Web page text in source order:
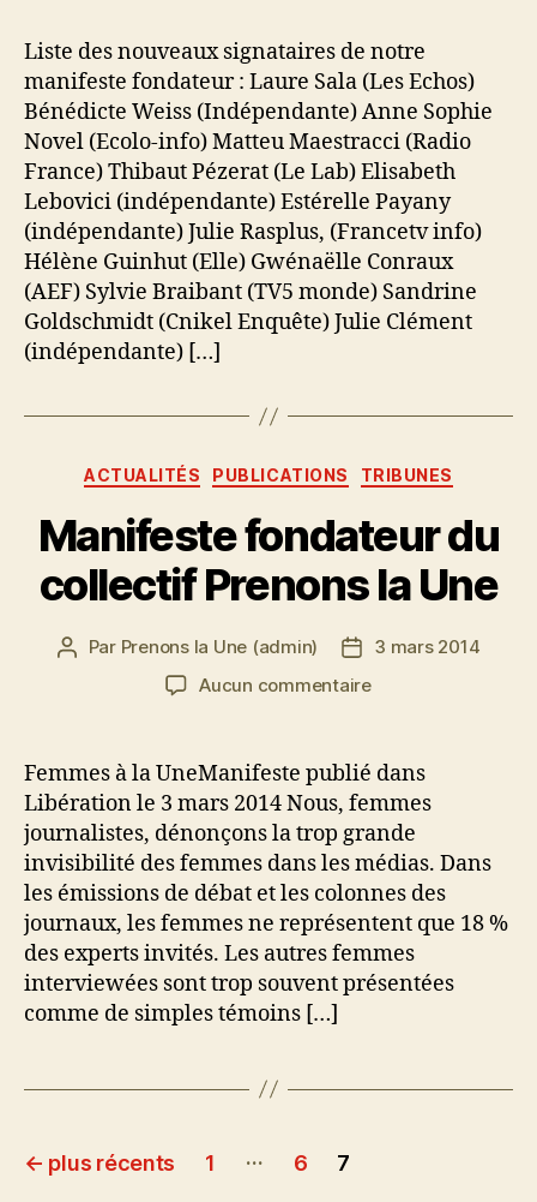
signataires :
nous
sommes
maintenant
700
!
Liste des nouveaux signataires de notre
manifeste fondateur : Laure Sala (Les Echos)
Bénédicte Weiss (Indépendante) Anne Sophie
Novel (Ecolo-info) Matteu Maestracci (Radio
France) Thibaut Pézerat (Le Lab) Elisabeth
Lebovici (indépendante) Estérelle Payany
(indépendante) Julie Rasplus, (Francetv info)
Hélène Guinhut (Elle) Gwénaëlle Conraux
(AEF) Sylvie Braibant (TV5 monde) Sandrine
Goldschmidt (Cnikel Enquête) Julie Clément
(indépendante) […]
Catégories
ACTUALITÉS PUBLICATIONS TRIBUNES
Manifeste fondateur du
collectif Prenons la Une
Auteur
Par Prenons la Une (admin)
Date
de
3 mars 2014
Aucun commentairesur
du
Prenons
la
Une
Femmes à la UneManifeste publié dans
Libération le 3 mars 2014 Nous, femmes
journalistes, dénonçons la trop grande
invisibilité des femmes dans les médias. Dans
les émissions de débat et les colonnes des
journaux, les femmes ne représentent que 18 %
des experts invités. Les autres femmes
interviewées sont trop souvent présentées
comme de simples témoins […]
Navigation
← plus récents 1 … 6 7